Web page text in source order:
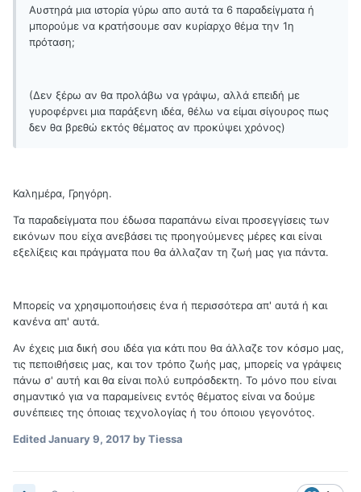
Αυστηρά μια ιστορία γύρω απο αυτά τα 6 παραδείγματα ή
μπορούμε να κρατήσουμε σαν κυρίαρχο θέμα την 1η
πρόταση;
(Δεν ξέρω αν θα προλάβω να γράψω, αλλά επειδή με
γυροφέρνει μια παράξενη ιδέα, θέλω να είμαι σίγουρος πως
δεν θα βρεθώ εκτός θέματος αν προκύψει χρόνος)
Καλημέρα, Γρηγόρη.
Τα παραδείγματα που έδωσα παραπάνω είναι προσεγγίσεις των
εικόνων που είχα ανεβάσει τις προηγούμενες μέρες και είναι
εξελίξεις και πράγματα που θα άλλαζαν τη ζωή μας για πάντα.
Μπορείς να χρησιμοποιήσεις ένα ή περισσότερα απ' αυτά ή και
κανένα απ' αυτά.
Αν έχεις μια δική σου ιδέα για κάτι που θα άλλαζε τον κόσμο μας,
τις πεποιθήσεις μας, και τον τρόπο ζωής μας, μπορείς να γράψεις
πάνω σ' αυτή και θα είναι πολύ ευπρόσδεκτη. Το μόνο που είναι
σημαντικό για να παραμείνεις εντός θέματος είναι να δούμε
συνέπειες της όποιας τεχνολογίας ή του όποιου γεγονότος.
EditedJanuary 9, 2017 by Tiessa